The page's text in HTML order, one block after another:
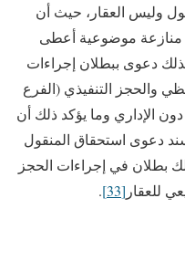
وليس العقار، حيث أن
منازعة موضوعية أعطى
دعوى ببطلان إجراءات
والحجز التنفيذي (الفرع
الإداري وما يؤكد ذلك أن
خلال قانون 97-15 قد أسند دعوى استحقاق المنقول
بطلان في إجراءات الحجز
للعقار [33]
.